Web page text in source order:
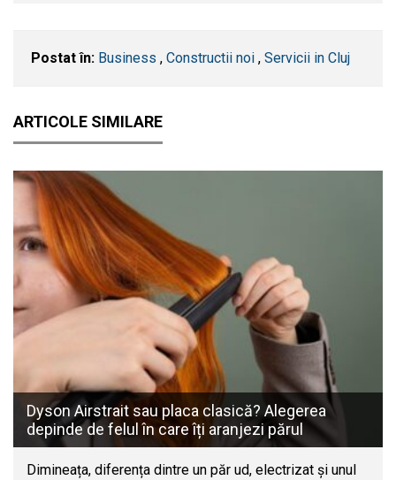
Postat în: Business , Constructii noi , Servicii in Cluj
ARTICOLE SIMILARE
Dyson Airstrait sau placa clasică? Alegerea
depinde de felul în care îți aranjezi părul
Dimineața, diferența dintre un păr ud, electrizat și unul